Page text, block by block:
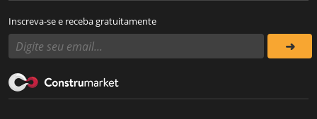
Inscreva-se e receba gratuitamente